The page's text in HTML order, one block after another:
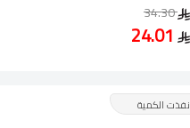
34.30
24.01
نفذت الكمية